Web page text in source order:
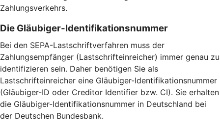
Zahlungsverkehrs.
Die Gläubiger-Identifikationsnummer
Bei den SEPA-Lastschriftverfahren muss der
Zahlungsempfänger (Lastschrifteinreicher) immer genau zu
identifizieren sein. Daher benötigen Sie als
Lastschrifteinreicher eine Gläubiger-Identifikationsnummer
(Gläubiger-ID oder Creditor Identifier bzw. CI). Sie erhalten
die Gläubiger-Identifikationsnummer in Deutschland bei
der Deutschen Bundesbank.